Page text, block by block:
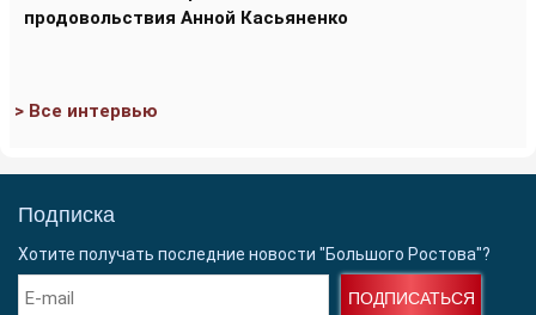
продовольствия Анной Касьяненко
> Все интервью
Подписка
Хотите получать последние новости "Большого Ростова"?
ПОДПИСАТЬСЯ